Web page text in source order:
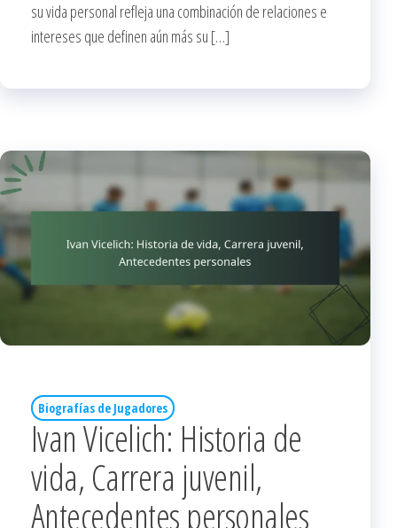
su vida personal refleja una combinación de relaciones e
intereses que definen aún más su […]
Biografías de Jugadores
Ivan Vicelich: Historia de
vida, Carrera juvenil,
Antecedentes personales